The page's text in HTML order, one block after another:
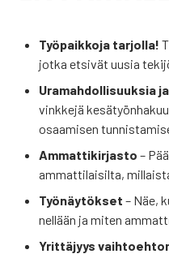
Työ­paik­ko­ja tar­jol­la!
jot­ka etsi­vät uusia
Ura­mah­dol­li­suuk­sia
vink­ke­jä
osaa­mi­sen
Ammat­ti­kir­jas­to –
ammat­ti­lai­sil­ta,
Työ­näy­tök­set – Näe,
nel­lään ja miten
Yrit­tä­jyys